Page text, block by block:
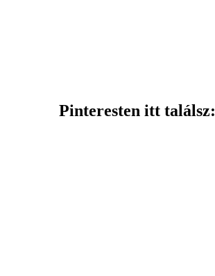
Pinteresten itt találsz: